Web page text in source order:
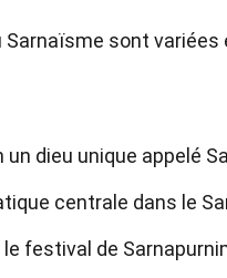
sont
dieu unique appelé
centrale dans le
festival de